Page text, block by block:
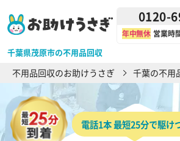
千葉県茂原市の不用品回収
0120-
年中無休 営業時
不用品回収のお助けうさぎ 千葉の不用
電話1本 最短25分で駆け